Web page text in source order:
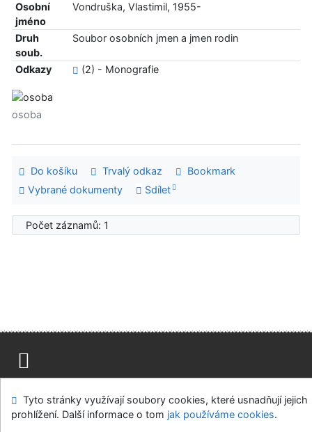
Osobní
jméno
Vondruška, Vlastimil, 1955-
Druh
soub.
Soubor osobních jmen a jmen rodin
Odkazy (2) - Monografie
osoba
Do košíku Trvalý odkaz
Bookmark
Vybrané dokumenty
Sdílet
Počet záznamů: 1
Modul OpenSearch
Napište nám Nastavení cookies
Tyto stránky využívají soubory cookies, které usnadňují jejich
prohlížení. Další informace o tom jak používáme cookies.